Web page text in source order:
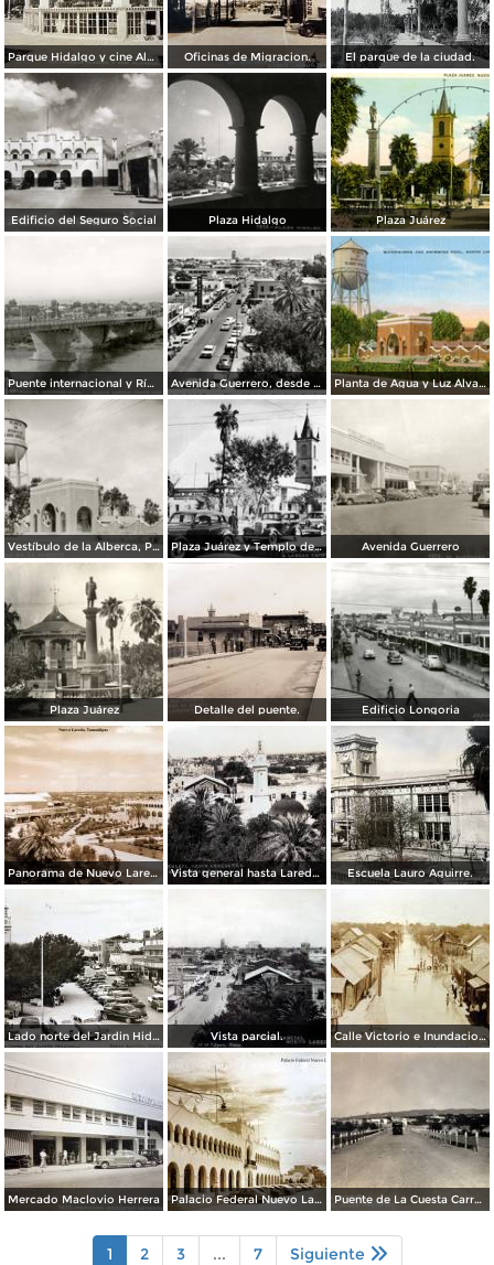
Parque Hidalgo y cine Alameda. Oficinas de Migracion. El parque de la ciudad.
Edificio del Seguro Social Plaza Hidalgo Plaza Juárez
Puente internacional y Río Bravo Avenida Guerrero, desde el Hotel Plaza Planta de Agua y Luz Álvaro Obregón
Vestíbulo de la Alberca, Planta de Agua y Luz Álvaro Obregón Plaza Juárez y Templo del Santo Niño Avenida Guerrero
Plaza Juárez Detalle del puente. Edificio Longoria
Panorama de Nuevo Laredo, Tamaulipas. Vista general hasta Laredo TX. ( Circulada el 3 de Abril de 1943 ). Escuela Lauro Aguirre.
Lado norte del Jardin Hidalgo ( Circulada el 17 deSeptiembre de 1957 ). Vista parcial. Calle Victorio e Inundacion en Nuevo Laredo, Tamaulipas en 1922.
Mercado Maclovio Herrera Palacio Federal Nuevo Laredo, Tamaulipas. Puente de La Cuesta Carretera Monterrey-Laredo.
1 2 3 ... 7 Siguiente